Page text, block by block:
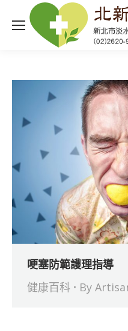
哽塞防範護理指導
健康百科
By